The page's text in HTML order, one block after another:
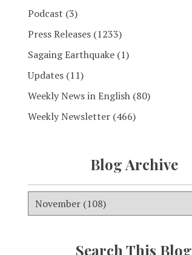
Podcast (3)
Press Releases (1233)
Sagaing Earthquake (1)
Updates (11)
Weekly News in English (80)
Weekly Newsletter (466)
Blog Archive
Search This Blog